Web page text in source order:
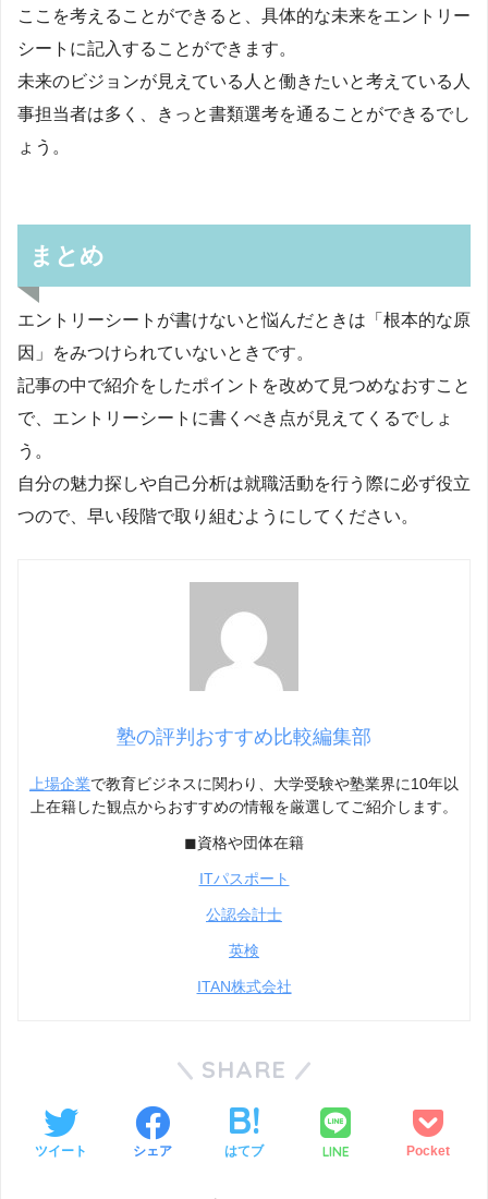
ここを考えることができると、具体的な未来をエントリー
シートに記入することができます。
未来のビジョンが見えている人と働きたいと考えている人
事担当者は多く、きっと書類選考を通ることができるでし
ょう。
まとめ
エントリーシートが書けないと悩んだときは「根本的な原
因」をみつけられていないときです。
記事の中で紹介をしたポイントを改めて見つめなおすこと
で、エントリーシートに書くべき点が見えてくるでしょ
う。
自分の魅力探しや自己分析は就職活動を行う際に必ず役立
つので、早い段階で取り組むようにしてください。
塾の評判おすすめ比較編集部
上場企業で教育ビジネスに関わり、大学受験や塾業界に10年以
上在籍した観点からおすすめの情報を厳選してご紹介します。
◼︎資格や団体在籍
ITパスポート
公認会計士
英検
ITAN株式会社
SHARE
ツイート シェア はてブ LINE Pocket